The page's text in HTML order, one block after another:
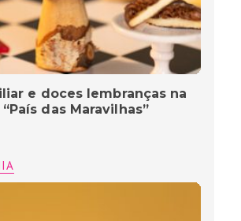
e doces lembranças na
das Maravilhas”